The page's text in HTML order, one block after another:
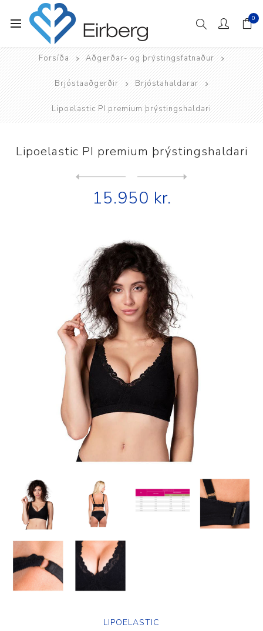
0
Forsíða Aðgerðar- og þrýstingsfatnaður
Brjóstaaðgerðir Brjóstahaldarar
Lipoelastic PI premium þrýstingshaldari
Lipoelastic PI premium þrýstingshaldari
15.950 kr.
LIPOELASTIC